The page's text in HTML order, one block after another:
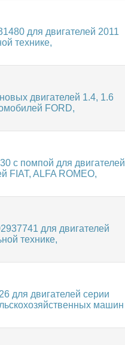
для двигателей 2011
технике,
двигателей 1.4, 1.6
FORD,
с помпой для двигателей
FIAT, ALFA ROMEO,
для двигателей
технике,
для двигателей серии
машин